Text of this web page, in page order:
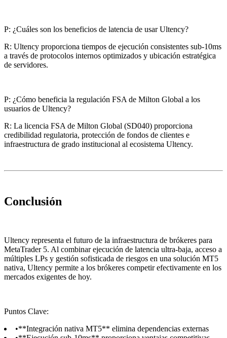
P: ¿Cuáles son los beneficios de latencia de usar Ultency?
R: Ultency proporciona tiempos de ejecución consistentes sub-10ms
a través de protocolos internos optimizados y ubicación estratégica
de servidores.
P: ¿Cómo beneficia la regulación FSA de Milton Global a los
usuarios de Ultency?
R: La licencia FSA de Milton Global (SD040) proporciona
credibilidad regulatoria, protección de fondos de clientes e
infraestructura de grado institucional al ecosistema Ultency.
Conclusión
Ultency representa el futuro de la infraestructura de brókeres para
MetaTrader 5. Al combinar ejecución de latencia ultra-baja, acceso a
múltiples LPs y gestión sofisticada de riesgos en una solución MT5
nativa, Ultency permite a los brókeres competir efectivamente en los
mercados exigentes de hoy.
Puntos Clave:
•**Integración nativa MT5** elimina dependencias externas